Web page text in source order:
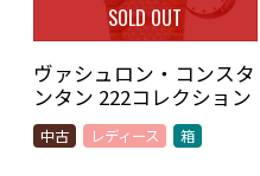
SOLD OUT
ヴァシュロン・コンスタ
ンタン 222コレクション
中古 レディース 箱